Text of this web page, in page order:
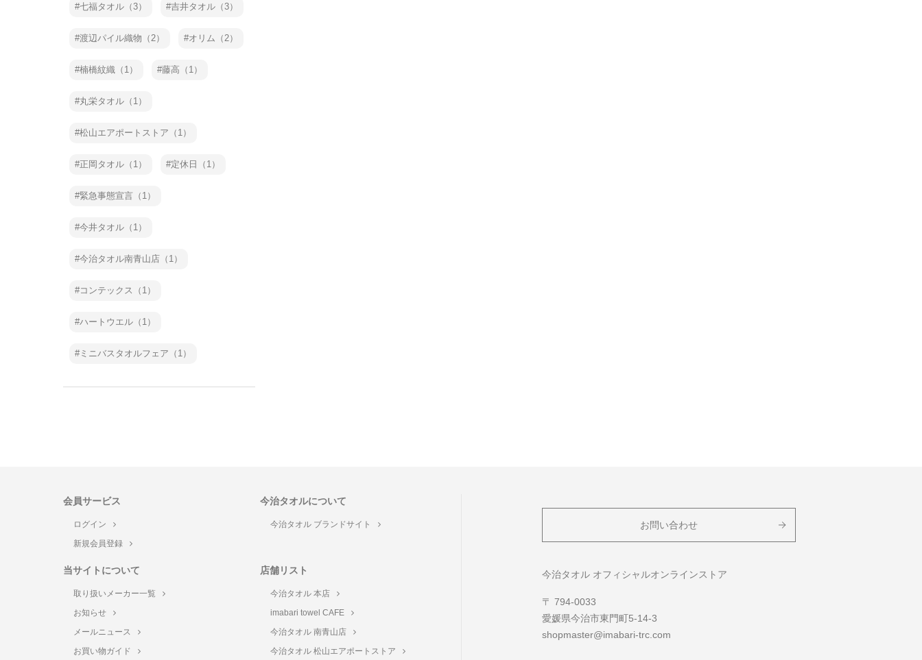
七福タオル（3） 吉井タオル（3）
渡辺パイル織物（2） オリム（2）
楠橋紋織（1） 藤高（1）
丸栄タオル（1）
松山エアポートストア（1）
正岡タオル（1） 定休日（1）
緊急事態宣言（1）
今井タオル（1）
今治タオル南青山店（1）
コンテックス（1）
ハートウエル（1）
ミニバスタオルフェア（1）
会員サービス
ログイン
新規会員登録
今治タオルについて
今治タオル ブランドサイト
当サイトについて
取り扱いメーカー一覧
お知らせ
メールニュース
お買い物ガイド
店舗リスト
今治タオル 本店
imabari towel CAFE
今治タオル 南青山店
今治タオル 松山エアポートストア
お問い合わせ
今治タオル オフィシャルオンラインストア
〒 794-0033
愛媛県今治市東門町5-14-3
shopmaster@imabari-trc.com